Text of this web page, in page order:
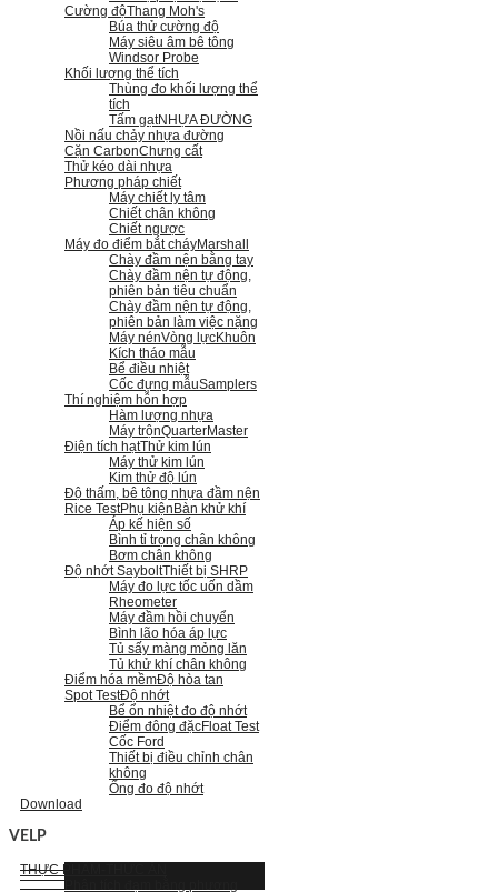
Cường độThang Moh's
Búa thử cường độ
Máy siêu âm bê tông
Windsor Probe
Khối lượng thể tích
Thùng đo khối lượng thể
tích
Tấm gạtNHỰA ĐƯỜNG
Nồi nấu chảy nhựa đường
Cặn CarbonChưng cất
Thử kéo dài nhựa
Phương pháp chiết
Máy chiết ly tâm
Chiết chân không
Chiết ngược
Máy đo điểm bắt cháyMarshall
Chày đầm nện bằng tay
Chày đầm nện tự động,
phiên bản tiêu chuẩn
Chày đầm nện tự động,
phiên bản làm việc nặng
Máy nénVòng lựcKhuôn
Kích tháo mẫu
Bể điều nhiệt
Cốc đựng mẫuSamplers
Thí nghiệm hỗn hợp
Hàm lượng nhựa
Máy trộnQuarterMaster
Điện tích hạtThử kim lún
Máy thử kim lún
Kim thử độ lún
Độ thấm, bê tông nhựa đầm nện
Rice TestPhụ kiện Bàn khử khí
Áp kế hiện số
Bình tỉ trọng chân không
Bơm chân không
Độ nhớt SayboltThiết bị SHRP
Máy đo lực tốc uốn dầm
Rheometer
Máy đầm hồi chuyển
Bình lão hóa áp lực
Tủ sấy màng mỏng lăn
Tủ khử khí chân không
Điểm hóa mềmĐộ hòa tan
Spot TestĐộ nhớt
Bể ổn nhiệt đo độ nhớt
Điểm đông đặcFloat Test
Cốc Ford
Thiết bị điều chỉnh chân
không
Ống đo độ nhớt
Download
VELP
THỰC PHẨM-THỨC ĂN